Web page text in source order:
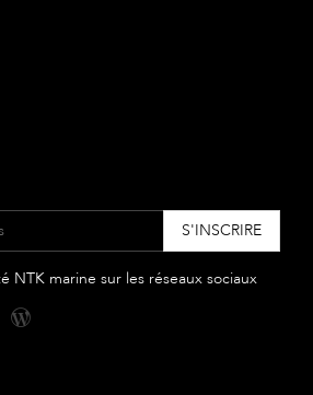
NTK marine sur les réseaux sociaux